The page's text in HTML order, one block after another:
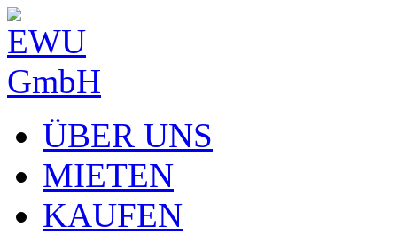
ÜBER UNS
MIETEN
KAUFEN